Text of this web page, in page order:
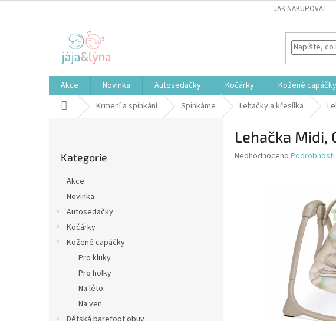
na
JAK NAKUPOVAT
Akce Novinka Autosedačky Kočárky Kožené capáčky
Domů Krmení a spinkání Spinkáme Lehačky a křesílka
kategorie
Kategorie
Akce
Novinka
Autosedačky
Kočárky
Kožené capáčky
Pro kluky
Pro holky
Na léto
Na ven
Lehačka Midi,
Průměrné
Neohodnoceno